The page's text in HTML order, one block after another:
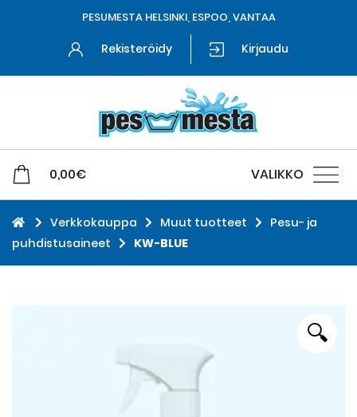
PESUMESTA HELSINKI, ESPOO, VANTAA
Rekisteröidy Kirjaudu
0,00€ VALIKKO
Verkkokauppa Muut tuotteet
Pesu- ja
puhdistusaineet
KW-BLUE
🔍